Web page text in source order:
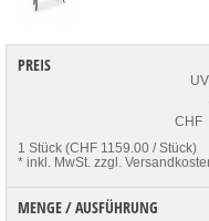
PREIS
CHF
1 Stück (CHF 1159.00 / Stück)
* inkl. MwSt. zzgl.
MENGE / AUSFÜHRUNG